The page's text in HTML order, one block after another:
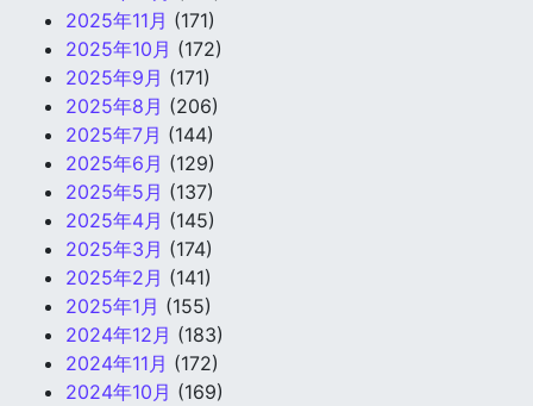
2025年11月 (171)
2025年10月 (172)
2025年9月 (171)
2025年8月 (206)
2025年7月 (144)
2025年6月 (129)
2025年5月 (137)
2025年4月 (145)
2025年3月 (174)
2025年2月 (141)
2025年1月 (155)
2024年12月 (183)
2024年11月 (172)
2024年10月 (169)